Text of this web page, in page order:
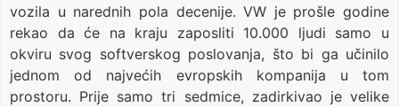
vozila u narednih pola decenije. VW je prošle godine
rekao da će na kraju zaposliti 10.000 ljudi samo u
okviru svog softverskog poslovanja, što bi ga učinilo
jednom od najvećih evropskih kompanija u tom
prostoru. Prije samo tri sedmice, zadirkivao je velike